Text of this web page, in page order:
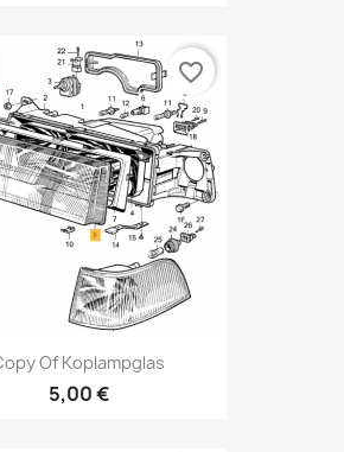
Of Koplampglas
5,00 €
favorite_border